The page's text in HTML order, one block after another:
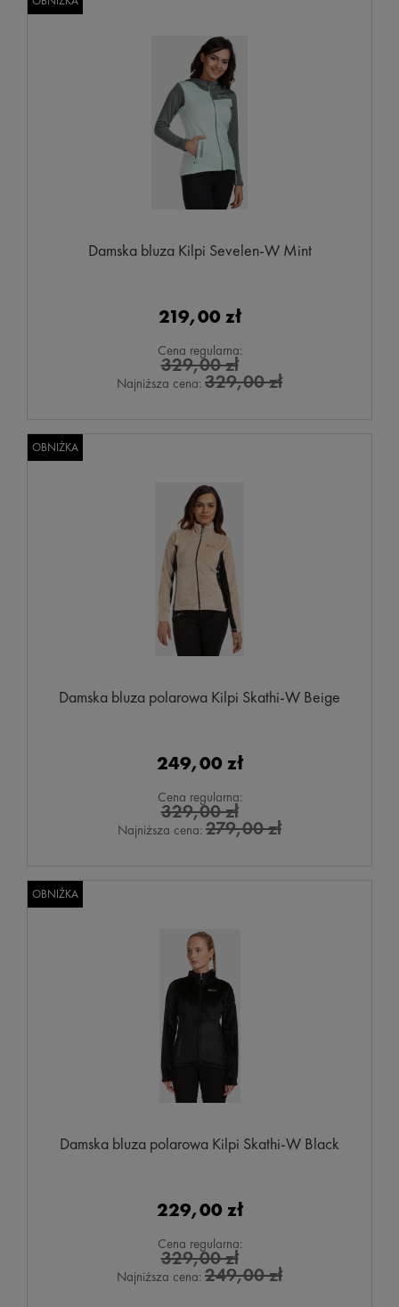
Damska bluza Kilpi Sevelen-W Mint
219,00 zł
Cena regularna:
329,00 zł
Najniższa cena: 329,00 zł
Damska bluza polarowa Kilpi Skathi-W Beige
249,00 zł
Cena regularna:
329,00 zł
Najniższa cena: 279,00 zł
OBNIŻKA
Damska bluza polarowa Kilpi Skathi-W Black
229,00 zł
Cena regularna:
329,00 zł
Najniższa cena: 249,00 zł
OBNIŻKA